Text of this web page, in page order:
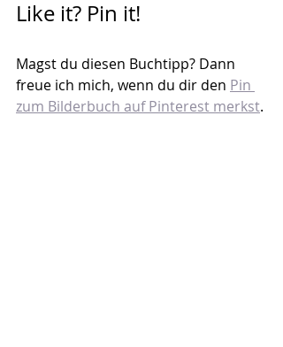
Like it? Pin it!
Magst du diesen Buchtipp? Dann
freue ich mich, wenn du dir den Pin
zum Bilderbuch auf Pinterest merkst.